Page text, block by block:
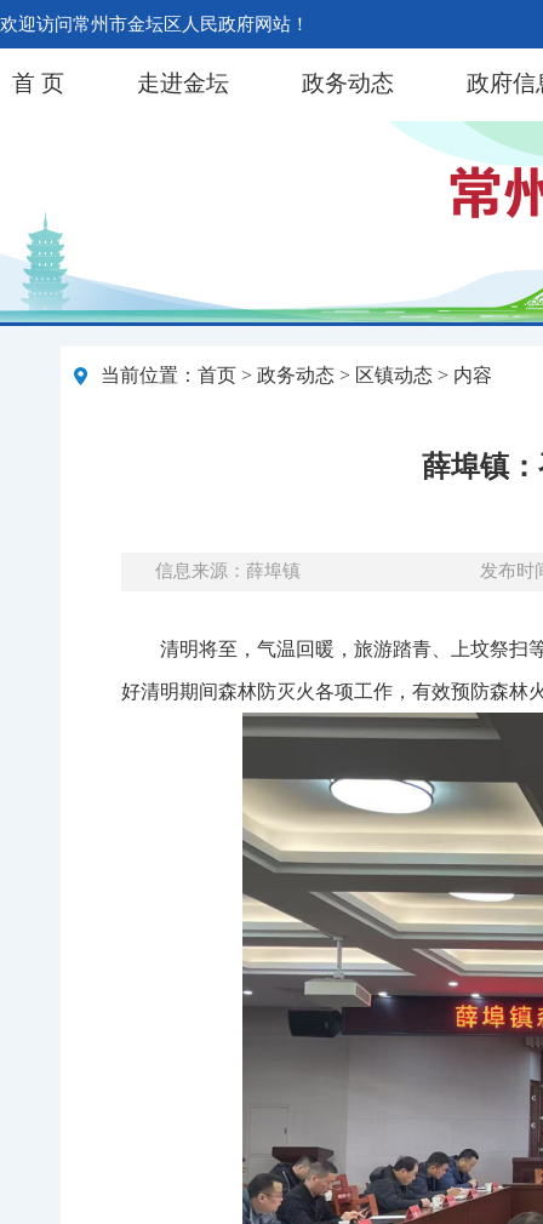
欢迎访问常州市金坛区人民政府网站！
首 页 走进金坛 政务动态 政府信
当前位置： 首页 > 政务动态 > 区镇动态 > 内容
薛埠镇
信息来源：薛埠镇 发布时
清明将至，气温回暖，旅游踏青、上坟祭扫
好清明期间森林防灭火各项工作，有效预防森林